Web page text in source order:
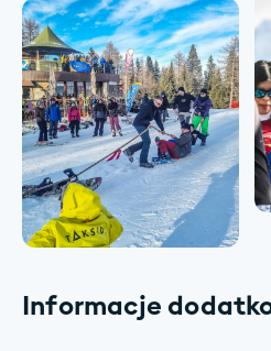
Informacje